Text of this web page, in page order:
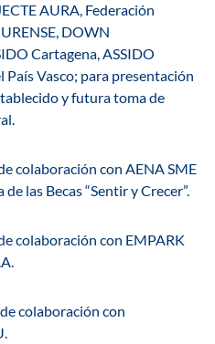
AURA, Federación
DOWN
Cartagena, ASSIDO
Vasco; para presentación
y futura toma de
colaboración con AENA SME
las Becas “Sentir y Crecer”.
colaboración con EMPARK
colaboración con